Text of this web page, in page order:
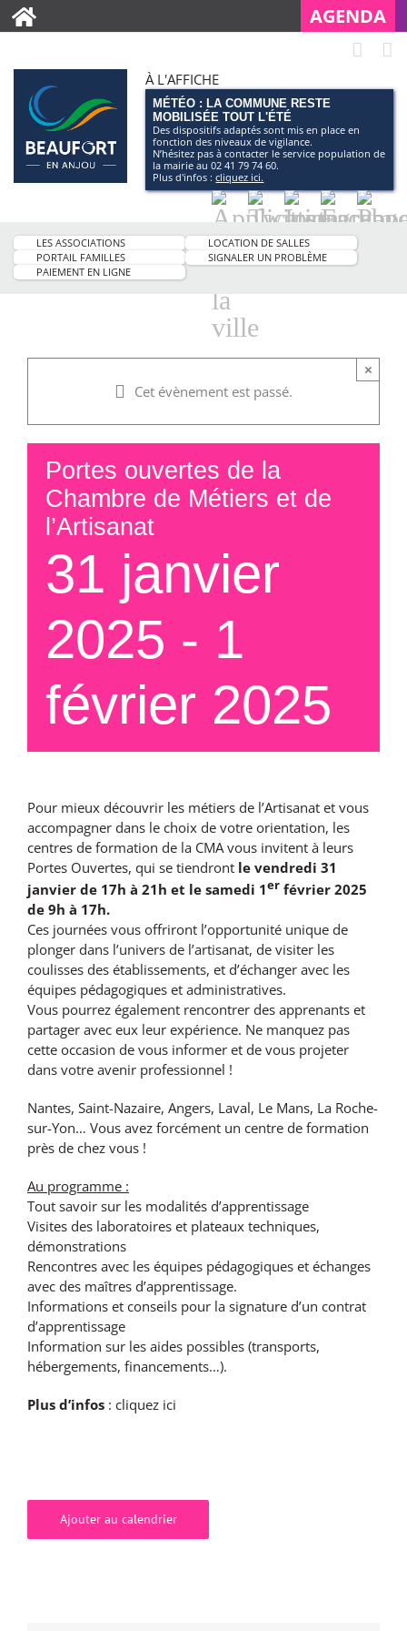
AGENDA
À L'AFFICHE
MÉTÉO : LA COMMUNE RESTE
MOBILISÉE TOUT L'ÉTÉ
Des dispositifs adaptés sont mis en place en
fonction des niveaux de vigilance.
N’hésitez pas à contacter le service population de
la mairie au 02 41 79 74 60.
Plus d'infos :cliquez ici.
Application
smartphone
de
ville
Twitter
Instagram
LES ASSOCIATIONS
LOCATION DE SALLES
PORTAIL FAMILLES
SIGNALER UN PROBLÈME
PAIEMENT EN LIGNE
Cet évènement est passé.
×
Portes ouvertes de la
Chambre de Métiers et de
l’Artisanat
31 janvier
2025 - 1
février 2025
Pour mieux découvrir les métiers de l’Artisanat et vous
accompagner dans le choix de votre orientation, les
centres de formation de la CMA vous invitent à leurs
Portes Ouvertes, qui se tiendront le vendredi 31
janvier de 17h à 21h et le samedi 1er février 2025
de 9h à 17h.
Ces journées vous offriront l’opportunité unique de
plonger dans l’univers de l’artisanat, de visiter les
coulisses des établissements, et d’échanger avec les
équipes pédagogiques et administratives.
Vous pourrez également rencontrer des apprenants et
partager avec eux leur expérience. Ne manquez pas
cette occasion de vous informer et de vous projeter
dans votre avenir professionnel !
Nantes, Saint-Nazaire, Angers, Laval, Le Mans, La Roche-
sur-Yon… Vous avez forcément un centre de formation
près de chez vous !
Au programme :
Tout savoir sur les modalités d’apprentissage
Visites des laboratoires et plateaux techniques,
démonstrations
Rencontres avec les équipes pédagogiques et échanges
avec des maîtres d’apprentissage.
Informations et conseils pour la signature d’un contrat
d’apprentissage
Information sur les aides possibles (transports,
hébergements, financements…).
Plus d’infos : cliquez ici
Ajouter au calendrier